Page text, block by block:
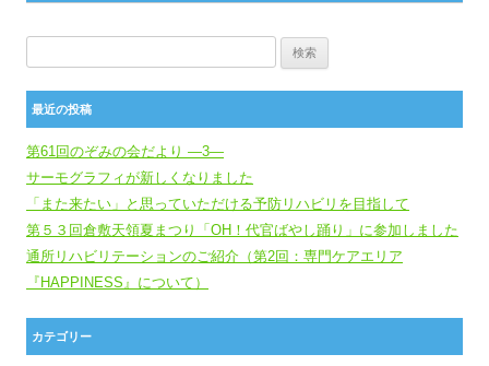
最近の投稿
第61回のぞみの会だより ―3―
サーモグラフィが新しくなりました
「また来たい」と思っていただける予防リハビリを目指して
第５３回倉敷天領夏まつり「OH！代官ばやし踊り」に参加しました
通所リハビリテーションのご紹介（第2回：専門ケアエリア
『HAPPINESS』について）
カテゴリー